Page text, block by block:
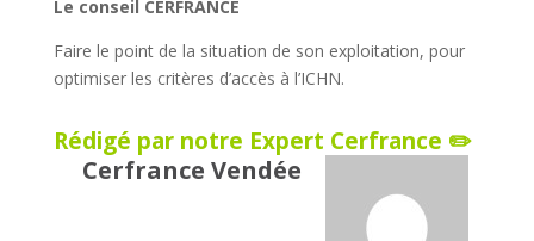
Le conseil CERFRANCE
Faire le point de la situation de son exploitation, pour
optimiser les critères d’accès à l’ICHN.
Rédigé par notre Expert Cerfrance ✏️
Cerfrance Vendée